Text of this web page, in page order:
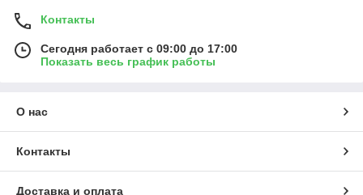
Контакты
Сегодня работает с 09:00 до 17:00
Показать весь график работы
О нас
Контакты
Доставка и оплата